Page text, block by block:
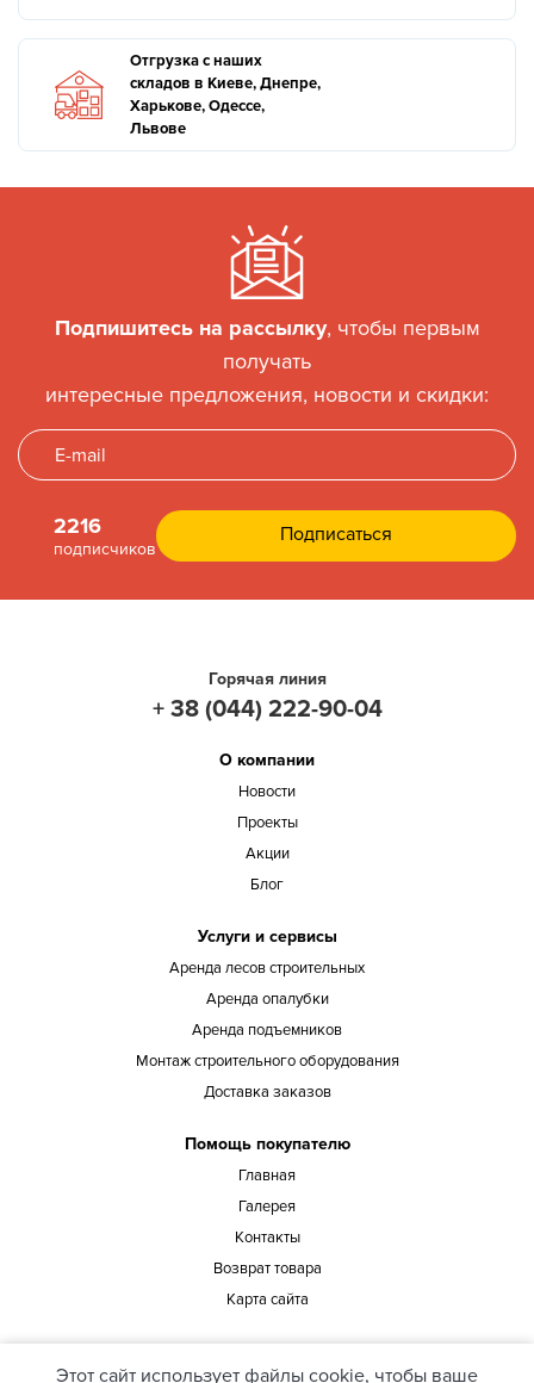
Отгрузка с наших
складов в Киеве, Днепре,
Харькове, Одессе,
Львове
Подпишитесь на рассылку, чтобы первым
получать
интересные предложения, новости и скидки:
2216
подписчиков
Этот сайт использует файлы cookie, чтобы ваше
Горячая линия
+ 38 (044) 222-90-04
О компании
Новости
Проекты
Акции
Блог
Услуги и сервисы
Аренда лесов строительных
Аренда опалубки
Аренда подъемников
Монтаж строительного оборудования
Доставка заказов
Помощь покупателю
Главная
Галерея
Контакты
Возврат товара
Карта сайта